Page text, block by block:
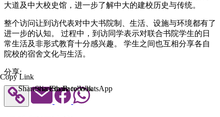
大道及中大校史馆，进一步了解中大的建校历史与传统。
整个访问让到访代表对中大书院制、生活、设施与环境都有了
进一步的认知。 过程中，到访同学表示对联合书院学生的日
常生活及非形式教育十分感兴趣。 学生之间也互相分享各自
院校的宿舍文化与生活。
分享:
Copy Link
Share via Email
Share to Facebook
Share to WhatsApp